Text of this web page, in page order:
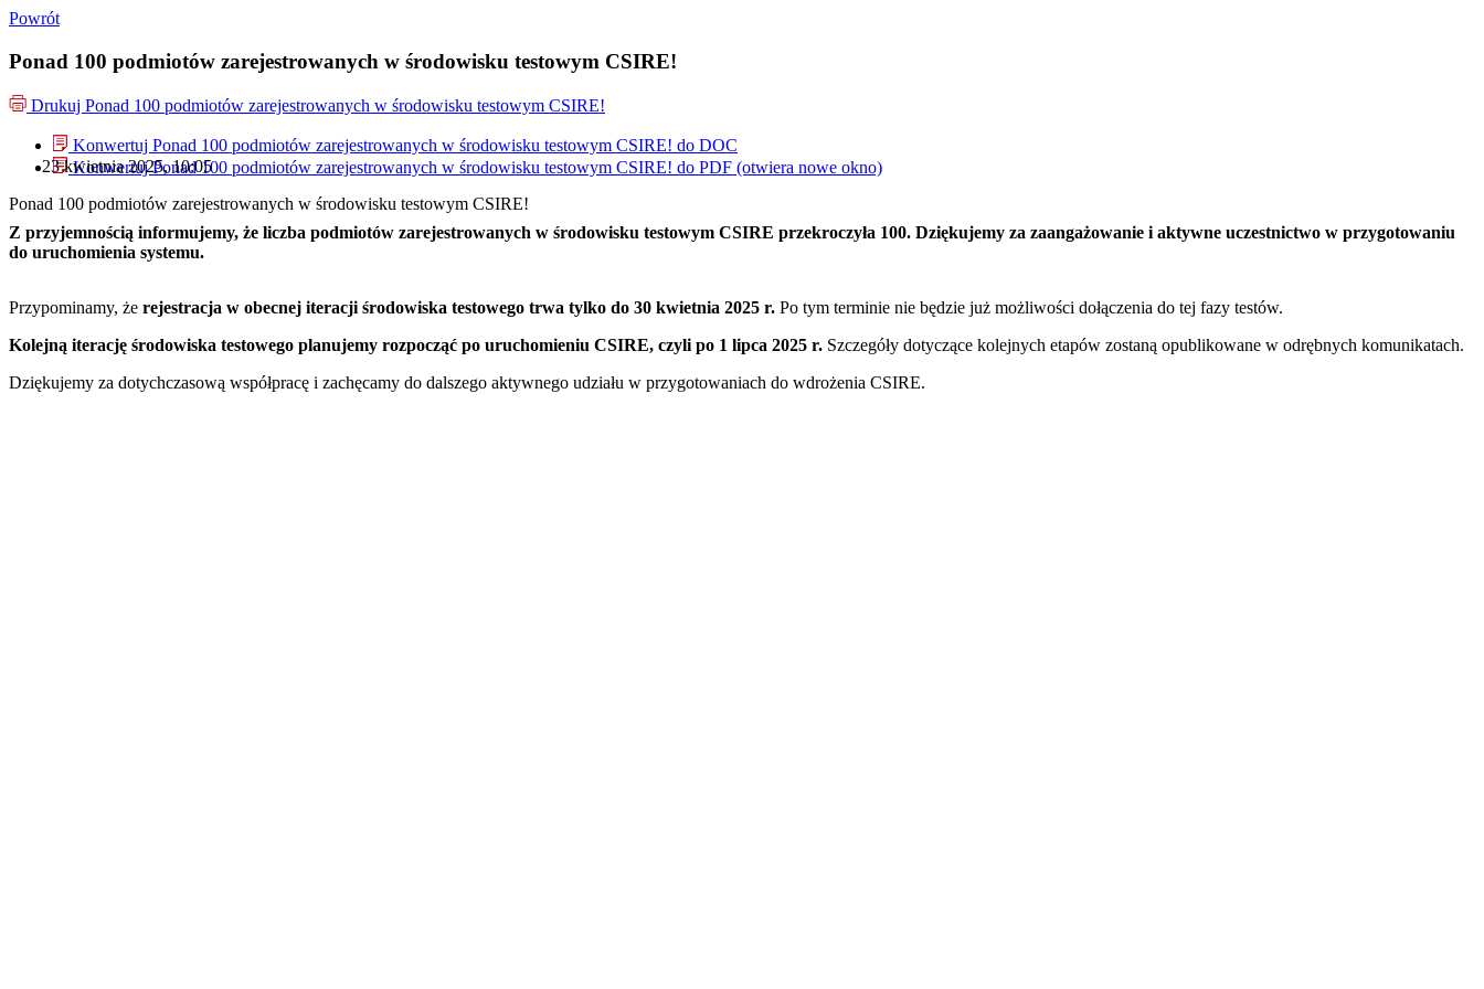
Powrót
Ponad 100 podmiotów zarejestrowanych w środowisku testowym CSIRE!
Drukuj Ponad 100 podmiotów zarejestrowanych w środowisku testowym CSIRE!
Konwertuj Ponad 100 podmiotów zarejestrowanych w środowisku testowym CSIRE! do DOC
Konwertuj Ponad 100 podmiotów zarejestrowanych w środowisku testowym CSIRE! do PDF (otwiera nowe okno)
23 kwietnia 2025, 10:05
Ponad 100 podmiotów zarejestrowanych w środowisku testowym CSIRE!
Z przyjemnością informujemy, że liczba podmiotów zarejestrowanych w środowisku testowym CSIRE przekroczyła 100. Dziękujemy za zaangażowanie i aktywne uczestnictwo w przygotowaniu
do uruchomienia systemu.
Przypominamy, że rejestracja w obecnej iteracji środowiska testowego trwa tylko do 30 kwietnia 2025 r. Po tym terminie nie będzie już możliwości dołączenia do tej fazy testów.
Kolejną iterację środowiska testowego planujemy rozpocząć po uruchomieniu CSIRE, czyli po 1 lipca 2025 r. Szczegóły dotyczące kolejnych etapów zostaną opublikowane w odrębnych komunikatach.
Dziękujemy za dotychczasową współpracę i zachęcamy do dalszego aktywnego udziału w przygotowaniach do wdrożenia CSIRE.